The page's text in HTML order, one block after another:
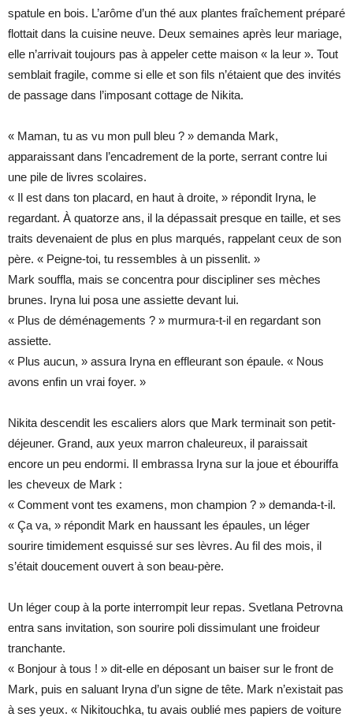
spatule en bois. L’arôme d’un thé aux plantes fraîchement préparé
flottait dans la cuisine neuve. Deux semaines après leur mariage,
elle n’arrivait toujours pas à appeler cette maison « la leur ». Tout
semblait fragile, comme si elle et son fils n’étaient que des invités
de passage dans l’imposant cottage de Nikita.
« Maman, tu as vu mon pull bleu ? » demanda Mark,
apparaissant dans l’encadrement de la porte, serrant contre lui
une pile de livres scolaires.
« Il est dans ton placard, en haut à droite, » répondit Iryna, le
regardant. À quatorze ans, il la dépassait presque en taille, et ses
traits devenaient de plus en plus marqués, rappelant ceux de son
père. « Peigne-toi, tu ressembles à un pissenlit. »
Mark souffla, mais se concentra pour discipliner ses mèches
brunes. Iryna lui posa une assiette devant lui.
« Plus de déménagements ? » murmura-t-il en regardant son
assiette.
« Plus aucun, » assura Iryna en effleurant son épaule. « Nous
avons enfin un vrai foyer. »
Nikita descendit les escaliers alors que Mark terminait son petit-
déjeuner. Grand, aux yeux marron chaleureux, il paraissait
encore un peu endormi. Il embrassa Iryna sur la joue et ébouriffa
les cheveux de Mark :
« Comment vont tes examens, mon champion ? » demanda-t-il.
« Ça va, » répondit Mark en haussant les épaules, un léger
sourire timidement esquissé sur ses lèvres. Au fil des mois, il
s’était doucement ouvert à son beau-père.
Un léger coup à la porte interrompit leur repas. Svetlana Petrovna
entra sans invitation, son sourire poli dissimulant une froideur
tranchante.
« Bonjour à tous ! » dit-elle en déposant un baiser sur le front de
Mark, puis en saluant Iryna d’un signe de tête. Mark n’existait pas
à ses yeux. « Nikitouchka, tu avais oublié mes papiers de voiture